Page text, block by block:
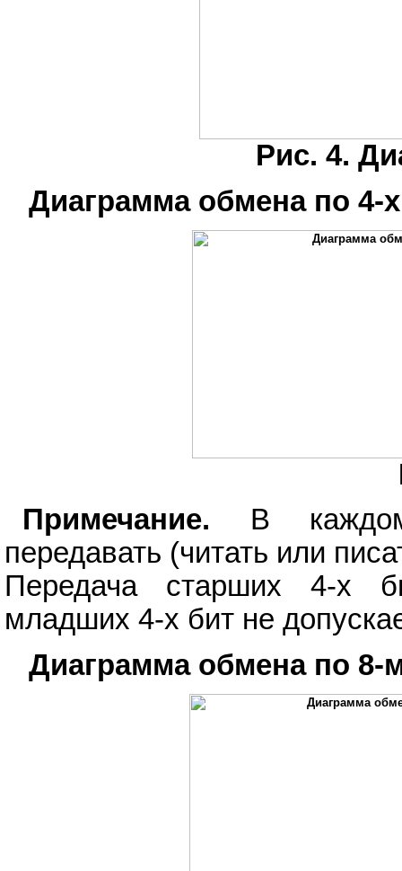
Рис. 4.
Диаграмма обмена по 4-
Примечание. В каждом
передавать (читать или
Передача старших 4-х
младших 4-х бит не
Диаграмма обмена по 8-